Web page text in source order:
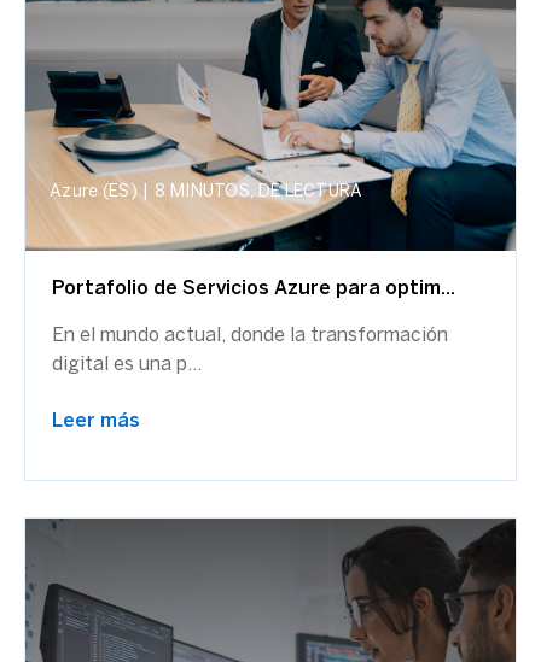
Azure (ES) 8 MINUTOS, DE LECTURA
Portafolio de Servicios Azure para optim...
En el mundo actual, donde la transformación
digital es una p...
Leer más